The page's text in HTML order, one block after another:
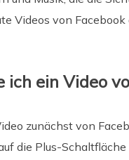
Videos von
ich ein Video
zunächst von
die Plus-